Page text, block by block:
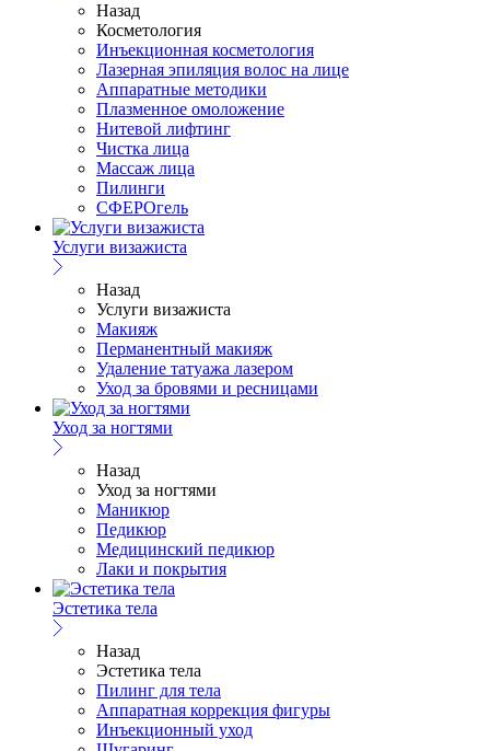
Назад
Косметология
Инъекционная косметология
Лазерная эпиляция волос на лице
Аппаратные методики
Плазменное омоложение
Нитевой лифтинг
Чистка лица
Массаж лица
Пилинги
СФЕРОгель
Услуги визажиста
Назад
Услуги визажиста
Макияж
Перманентный макияж
Удаление татуажа лазером
Уход за бровями и ресницами
Уход за ногтями
Назад
Уход за ногтями
Маникюр
Педикюр
Медицинский педикюр
Лаки и покрытия
Эстетика тела
Назад
Эстетика тела
Пилинг для тела
Аппаратная коррекция фигуры
Инъекционный уход